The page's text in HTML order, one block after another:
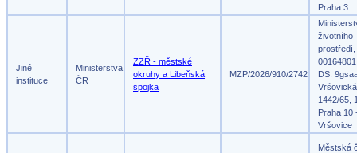
Praha 3
Jiné
instituce
Ministerstva
ČR
ZZŘ - městské
okruhy a Libeňská
spojka
MZP/2026/910/2742
životního
prostředí,
00164801
DS:
Vršovická
1442/65,
Praha 10
Vršovice
Městská